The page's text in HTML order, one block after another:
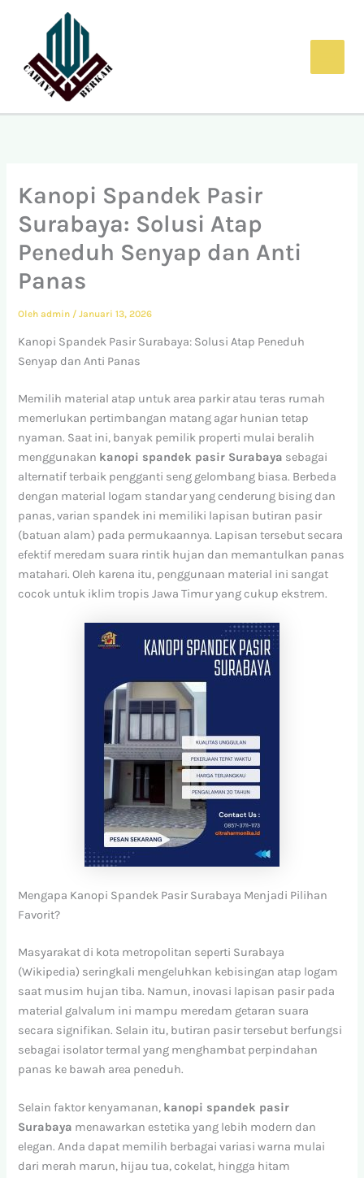
Kanopi Spandek Pasir
Surabaya: Solusi Atap
Peneduh Senyap dan Anti
Panas
Olehadmin /Januari 13, 2026
Kanopi Spandek Pasir Surabaya: Solusi Atap Peneduh
Senyap dan Anti Panas
Memilih material atap untuk area parkir atau teras rumah
memerlukan pertimbangan matang agar hunian tetap
nyaman. Saat ini, banyak pemilik properti mulai beralih
menggunakan kanopi spandek pasir Surabaya sebagai
alternatif terbaik pengganti seng gelombang biasa. Berbeda
dengan material logam standar yang cenderung bising dan
panas, varian spandek ini memiliki lapisan butiran pasir
(batuan alam) pada permukaannya. Lapisan tersebut secara
efektif meredam suara rintik hujan dan memantulkan panas
matahari. Oleh karena itu, penggunaan material ini sangat
cocok untuk iklim tropis Jawa Timur yang cukup ekstrem.
Mengapa Kanopi Spandek Pasir Surabaya Menjadi Pilihan
Favorit?
Masyarakat di kota metropolitan seperti Surabaya
(Wikipedia) seringkali mengeluhkan kebisingan atap logam
saat musim hujan tiba. Namun, inovasi lapisan pasir pada
material galvalum ini mampu meredam getaran suara
secara signifikan. Selain itu, butiran pasir tersebut berfungsi
sebagai isolator termal yang menghambat perpindahan
panas ke bawah area peneduh.
Selain faktor kenyamanan, kanopi spandek pasir
Surabaya menawarkan estetika yang lebih modern dan
elegan. Anda dapat memilih berbagai variasi warna mulai
dari merah marun, hijau tua, cokelat, hingga hitam